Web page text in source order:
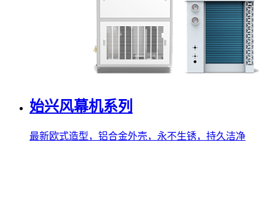
始兴风幕机系列
最新欧式造型，铝合金外壳，永不生锈，持久洁净